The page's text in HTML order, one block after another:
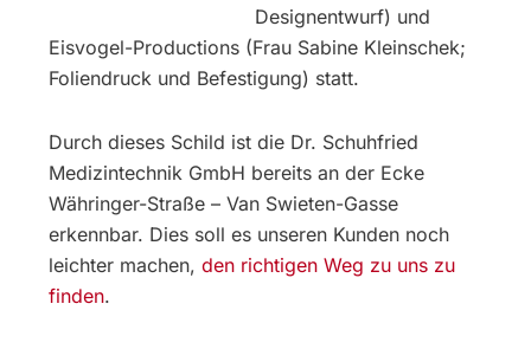
Designentwurf) und
Eisvogel-Productions (Frau Sabine Kleinschek;
Foliendruck und Befestigung) statt.
Durch dieses Schild ist die Dr. Schuhfried
Medizintechnik GmbH bereits an der Ecke
Währinger-Straße – Van Swieten-Gasse
erkennbar. Dies soll es unseren Kunden noch
leichter machen,den richtigen Weg zu uns zu
finden.